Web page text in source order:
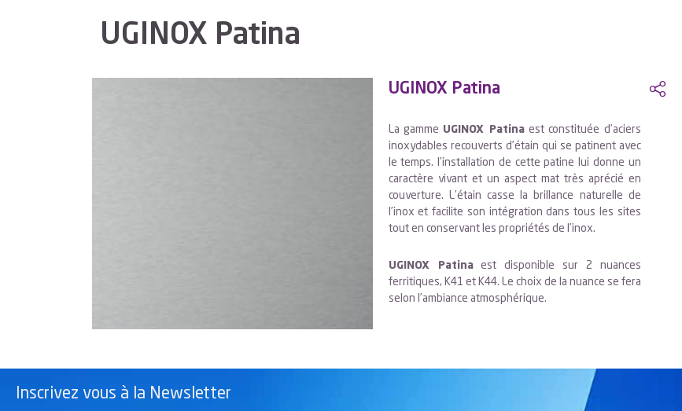
UGINOX Patina
UGINOX Patina
La gamme UGINOX Patinaest constituée d’aciers
inoxydables recouverts d’étain qui se patinent avec
le temps. l’installation de cette patine lui donne un
caractère vivant et un aspect mat très aprécié en
couverture. L’étain casse la brillance naturelle de
l’inox et facilite son intégration dans tous les sites
tout en conservant les propriétés de l’inox.
UGINOX Patinaest disponible sur 2 nuances
ferritiques, K41 et K44. Le choix de la nuance se fera
selon l’ambiance atmosphérique.
Inscrivez vous à la Newsletter